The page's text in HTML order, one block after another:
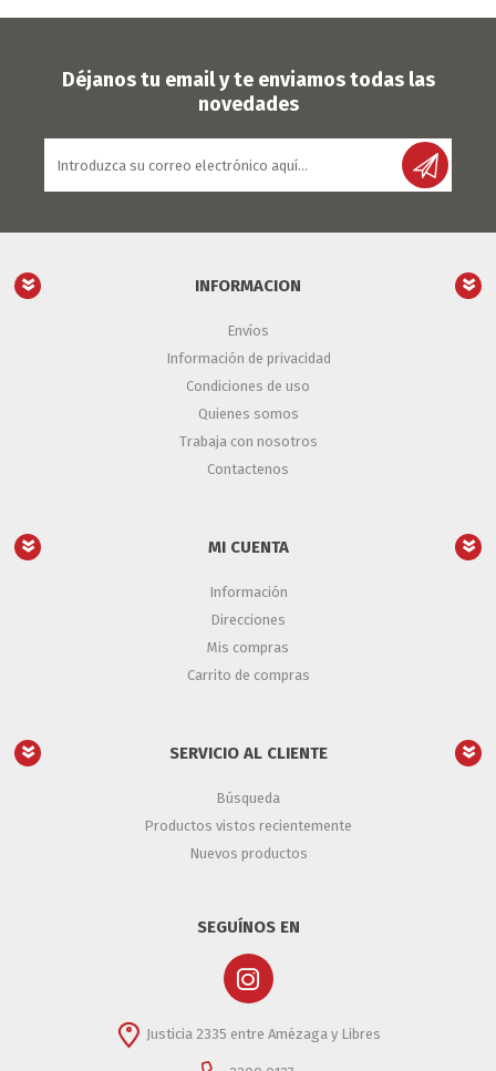
Déjanos tu email y te enviamos todas las
novedades
INFORMACION
Envíos
Información de privacidad
Condiciones de uso
Quienes somos
Trabaja con nosotros
Contactenos
MI CUENTA
Información
Direcciones
Mis compras
Carrito de compras
SERVICIO AL CLIENTE
Búsqueda
Productos vistos recientemente
Nuevos productos
SEGUÍNOS EN
Justicia 2335 entre Amézaga y Libres